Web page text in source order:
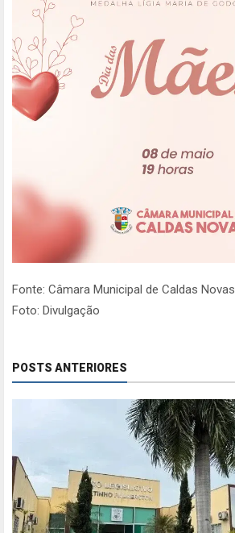
Fonte: Câmara Municipal de Caldas Novas
Foto: Divulgação
POSTS ANTERIORES